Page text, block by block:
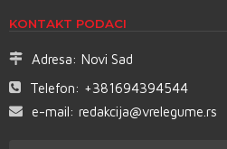
KONTAKT PODACI
Adresa: Novi Sad
Telefon: +381694394544
e-mail: redakcija@vrelegume.rs